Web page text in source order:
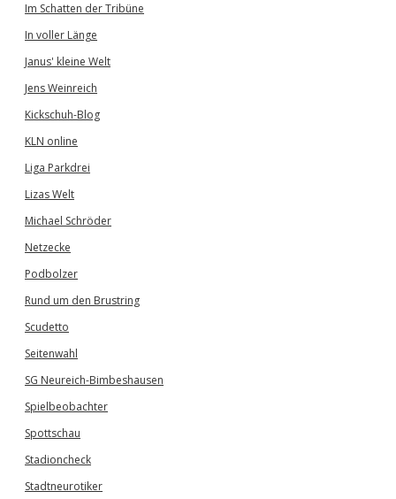
Im Schatten der Tribüne
In voller Länge
Janus' kleine Welt
Jens Weinreich
Kickschuh-Blog
KLN online
Liga Parkdrei
Lizas Welt
Michael Schröder
Netzecke
Podbolzer
Rund um den Brustring
Scudetto
Seitenwahl
SG Neureich-Bimbeshausen
Spielbeobachter
Spottschau
Stadioncheck
Stadtneurotiker